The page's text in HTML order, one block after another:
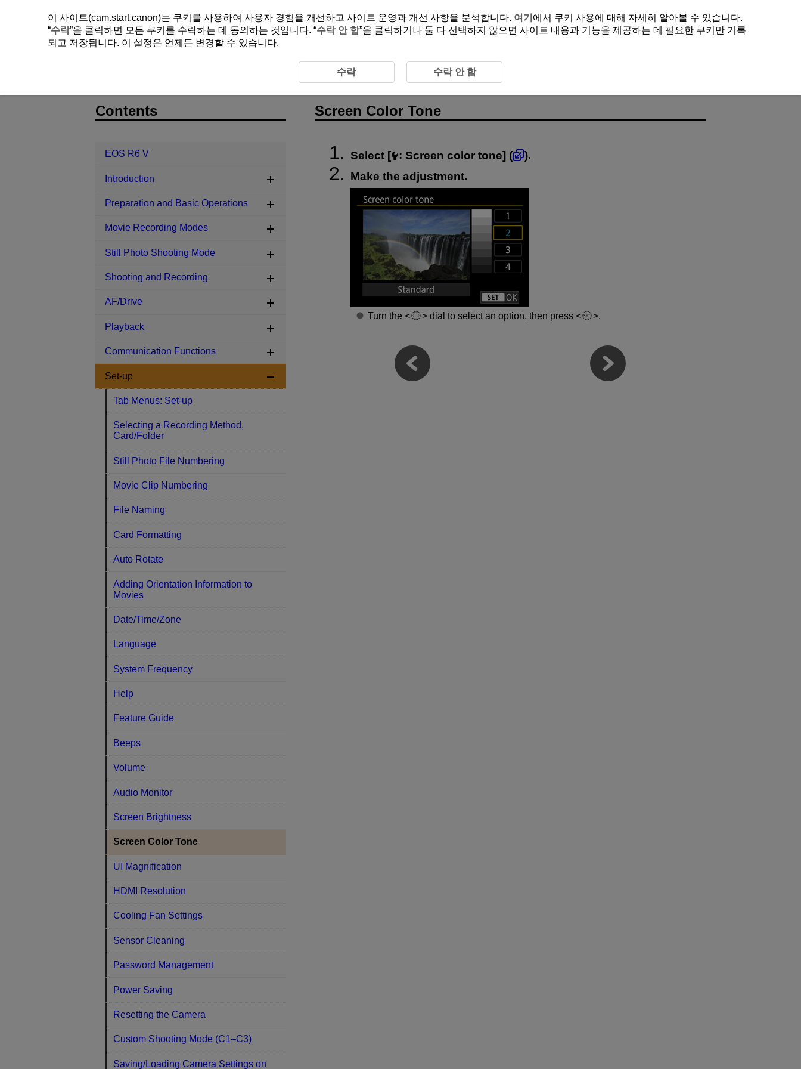
Screen Color Tone
Select [ : Screen color tone] (
).
Make the adjustment.
Turn the dial to select an option, then press .
Contents
EOS R6 V
Introduction
Preparation and Basic Operations
Movie Recording Modes
Still Photo Shooting Mode
Shooting and Recording
AF/Drive
Playback
Communication Functions
Set-up
Tab Menus: Set-up
Selecting a Recording Method,
Card/Folder
Still Photo File Numbering
Movie Clip Numbering
File Naming
Card Formatting
Auto Rotate
Adding Orientation Information to
Movies
Date/Time/Zone
Language
System Frequency
Help
Feature Guide
Beeps
Volume
Audio Monitor
Screen Brightness
Screen Color Tone
UI Magnification
HDMI Resolution
Cooling Fan Settings
Sensor Cleaning
Password Management
Power Saving
Resetting the Camera
Custom Shooting Mode (C1–C3)
Saving/Loading Camera Settings on
이 사이트(cam.start.canon)는 쿠키를 사용하여 사용자 경험을 개선하고 사이트 운영과 개선 사항을 분석합니다. 여기 에서 쿠키 사용에 대해 자세히 알아볼 수 있습니다.
“수락”을 클릭하면 모든 쿠키를 수락하는 데 동의하는 것입니다. “수락 안 함”을 클릭하거나 둘 다 선택하지 않으면 사이트 내용과 기능을 제공하는 데 필요한 쿠키만 기록
되고 저장됩니다. 이 설정은 언제든 변경할 수 있습니다.
수락 수락 안 함